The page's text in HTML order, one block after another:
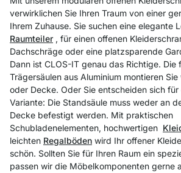
verwirklichen Sie Ihren Traum von einer
Ihrem Zuhause. Sie suchen eine elegante
Raumteiler , für einen offenen
Dachschräge oder eine platzsparende
Dann ist CLOS-IT genau das Richtige. Die
Trägersäulen aus Aluminium montieren
oder Decke. Oder Sie entscheiden sich
Variante: Die Standsäule muss weder an
Decke befestigt werden. Mit praktischen
Schubladenelementen, hochwertigen
leichten Regalböden wird Ihr offener
schön. Sollten Sie für Ihren Raum ein
passen wir die Möbelkomponenten gerne